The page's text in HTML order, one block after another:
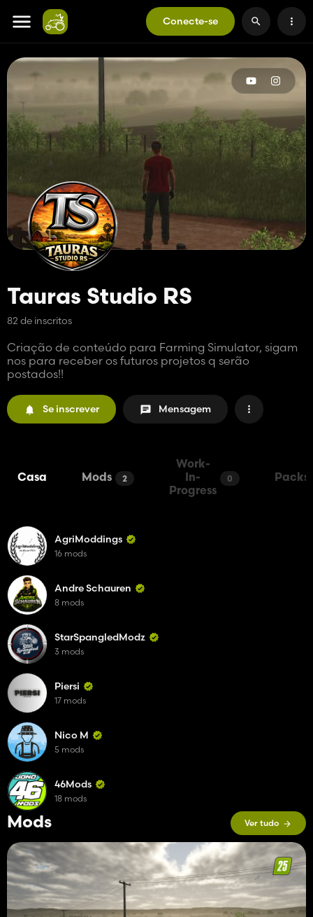
Conecte-se
Tauras Studio RS
82 de inscritos
Criação de conteúdo para Farming Simulator, sigam
nos para receber os futuros projetos q serão
postados!!
Se inscrever Mensagem
Casa Mods 2
Work-
In-
Progress
0 Packs
Mods Ver tudo
AgriModdings
16 mods
Andre Schauren
8 mods
StarSpangledModz
3 mods
Piersi
17 mods
Nico M
5 mods
46Mods
18 mods